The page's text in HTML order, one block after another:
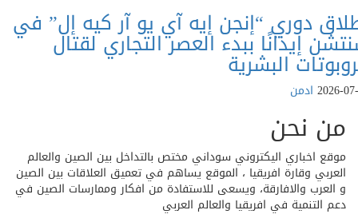
دوري “إنجن إيه آي يو آر كيه إل” في
إيذانًا ببدء العصر التجاري لقتال
البشرية
ادمن
نحن
اخباري اليكتروني سوداني مختص بالتداخل بين الصين والعالم
وقارة افريقيا ، الموقع يساهم في تعميق العلاقات بين الصين
والافارقة، ويسعى للاستفادة من افكار وممارسات الصين في
التنمية في افريقيا والعالم العربي